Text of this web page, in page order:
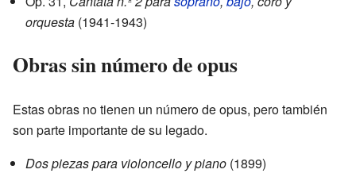
orquesta (1941-1943)
Obras sin número de opus
Estas obras no tienen un número de opus, pero también
son parte importante de su legado.
Dos piezas para violoncello y piano (1899)